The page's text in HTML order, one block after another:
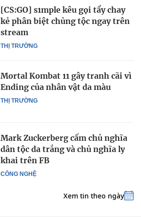
THỊ TRƯỜNG
[CS:GO] s1mple kêu gọi tẩy chay
kẻ phân biệt chủng tộc ngay trên
stream
THỊ TRƯỜNG
Mortal Kombat 11 gây tranh cãi vì
Ending của nhân vật da màu
CÔNG NGHỆ
Mark Zuckerberg cấm chủ nghĩa
dân tộc da trắng và chủ nghĩa ly
khai trên FB
Xem tin theo ngày